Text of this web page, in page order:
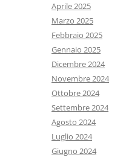
Aprile 2025
Marzo 2025
Febbraio 2025
Gennaio 2025
Dicembre 2024
Novembre 2024
Ottobre 2024
Settembre 2024
Agosto 2024
Luglio 2024
Giugno 2024